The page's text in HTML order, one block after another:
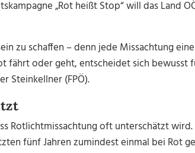
„Rot heißt Stop“ will das Land
zu schaffen – denn jede Missachtung
fährt oder geht, entscheidet sich bewusst
Steinkellner (FPÖ).
Rotlichtmissachtung oft unterschätzt
fünf Jahren zumindest einmal bei Rot